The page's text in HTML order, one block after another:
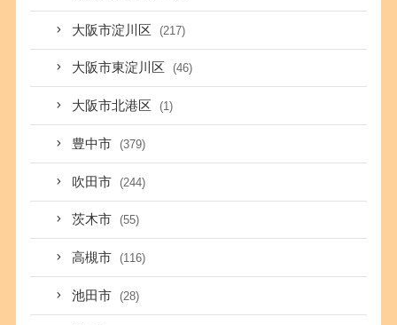
大阪市淀川区 (217)
大阪市東淀川区 (46)
大阪市北港区 (1)
豊中市 (379)
吹田市 (244)
茨木市 (55)
高槻市 (116)
池田市 (28)